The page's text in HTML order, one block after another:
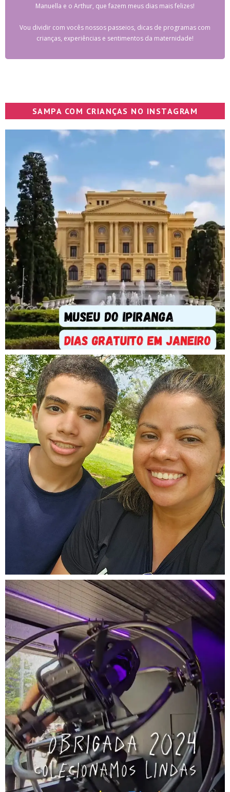
Manuella e o Arthur, que fazem meus dias mais felizes!
Vou dividir com vocês nossos passeios, dicas de programas com
crianças, experiências e sentimentos da maternidade!
SAMPA COM CRIANÇAS NO INSTAGRAM